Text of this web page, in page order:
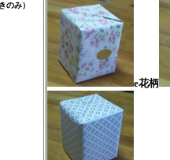
のみ）
e花柄